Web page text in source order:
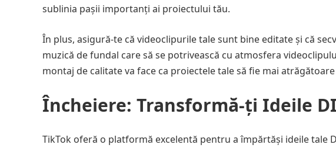
sublinia pașii importanți ai proiectului tău.
În plus, asigură-te că videoclipurile tale sunt bine editate și că
muzică de fundal care să se potrivească cu atmosfera
montaj de calitate va face ca proiectele tale să fie mai
Încheiere: Transformă-ți Ideile
TikTok oferă o platformă excelentă pentru a împărtăși ideile tale